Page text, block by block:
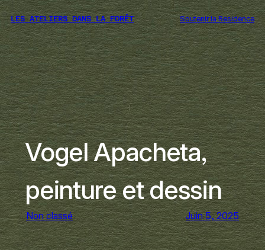
Aller
au
contenu
LES ATELIERS DANS LA FORÊT Soutenir la Residence
Vogel Apacheta,
peinture et dessin
Non classé Juin 5, 2025